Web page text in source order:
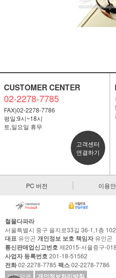
CUSTOMER CENTER
02-2278-7785
FAX)02-2278-7786
평일:9시~18시
토,일요일 휴무
고객센터
연결하기
PC 버전 이용
철물다파라
서울특별시 중구 을지로33길 36-1,1층
대표 유인곤 개인정보 보호 책임자유인곤
통신판매업신고번호제2015-서울중구-
사업자 등록번호201-18-51562
전화02-2278-7785 팩스02-2278-7786
이용약관
개인정보처리방침